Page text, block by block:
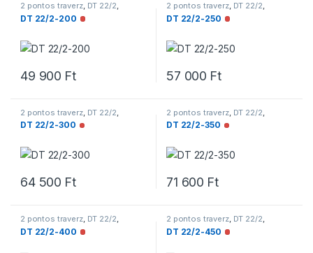
2 pontos traverz, DT 22/2,
Traverzek
DT 22/2-200 Nincs raktáron
49 900 Ft
2 pontos traverz, DT 22/2,
Traverzek
DT 22/2-250 Nincs raktáron
57 000 Ft
2 pontos traverz, DT 22/2
Traverzek
DT 22/2-300 Nincs raktáron
64 500 Ft
2 pontos traverz, DT 22/2
Traverzek
DT 22/2-350 Nincs raktáron
71 600 Ft
2 pontos traverz, DT 22/2,
Traverzek
DT 22/2-400 Nincs raktáron
2 pontos traverz, DT 22/2,
Traverzek
DT 22/2-450 Nincs raktáron